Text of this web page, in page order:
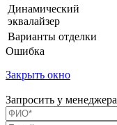
Динамический
эквалайзер
Варианты отделки
Ошибка
Закрыть окно
Запросить у менеджера